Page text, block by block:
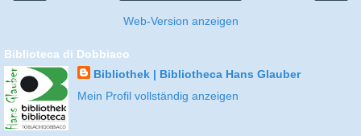
Web-Version anzeigen
Biblioteca di Dobbiaco
Bibliothek | Bibliotheca Hans Glauber
Mein Profil vollständig anzeigen